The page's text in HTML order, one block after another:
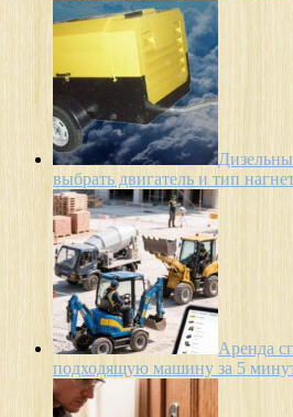
выбрать двигатель и тип
Аренда
подходящую машину за 5